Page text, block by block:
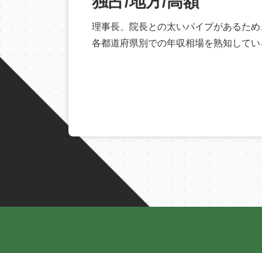
理事長、院長との太いパイプがあるた
各都道府県別での年収相場を熟知して